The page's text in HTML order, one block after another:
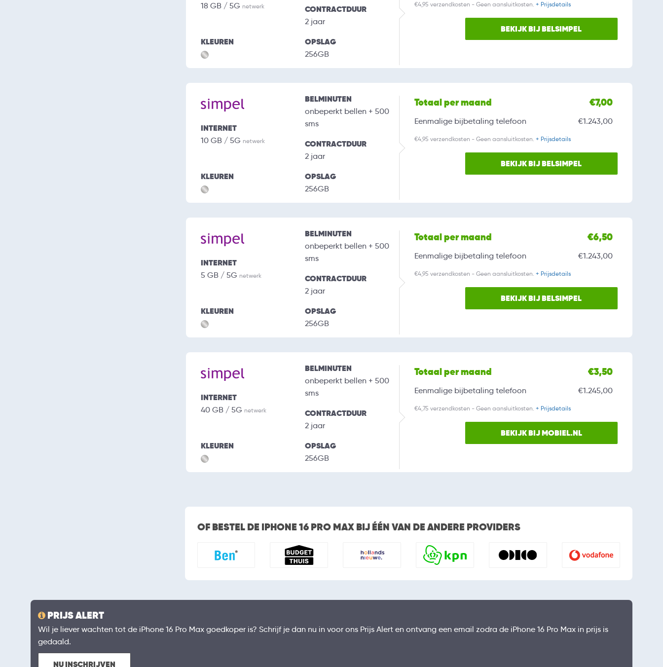
18 GB / 5G netwerk CONTRACTDUUR
2 jaar
KLEUREN OPSLAG
256GB
€4,95 verzendkosten - Geen aansluitkosten. + Prijsdetails
BEKIJK BIJ BELSIMPEL
INTERNET
10 GB / 5G netwerk
BELMINUTEN
onbeperkt bellen + 500
sms
CONTRACTDUUR
2 jaar
KLEUREN OPSLAG
256GB
Totaal per maand €7,00
Eenmalige bijbetaling telefoon €1.243,00
€4,95 verzendkosten - Geen aansluitkosten. + Prijsdetails
BEKIJK BIJ BELSIMPEL
INTERNET
5 GB / 5G netwerk
BELMINUTEN
onbeperkt bellen + 500
sms
CONTRACTDUUR
2 jaar
KLEUREN OPSLAG
256GB
Totaal per maand €6,50
Eenmalige bijbetaling telefoon €1.243,00
€4,95 verzendkosten - Geen aansluitkosten. + Prijsdetails
BEKIJK BIJ BELSIMPEL
INTERNET
40 GB / 5G netwerk
BELMINUTEN
onbeperkt bellen + 500
sms
CONTRACTDUUR
2 jaar
KLEUREN OPSLAG
256GB
Totaal per maand €3,50
Eenmalige bijbetaling telefoon €1.245,00
€4,75 verzendkosten - Geen aansluitkosten. + Prijsdetails
BEKIJK BIJ MOBIEL.NL
OF BESTEL DE IPHONE 16 PRO MAX BIJ ÉÉN VAN DE ANDERE PROVIDERS
PRIJS ALERT
Wil je liever wachten tot de iPhone 16 Pro Max goedkoper is? Schrijf je dan nu in voor ons Prijs Alert en ontvang een email zodra de iPhone 16 Pro Max in prijs is
gedaald.
NU INSCHRIJVEN